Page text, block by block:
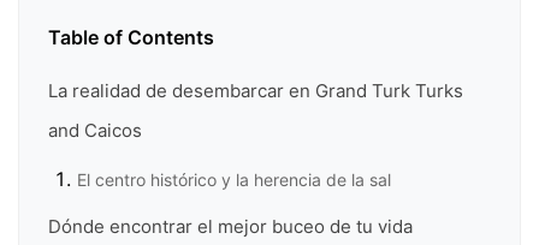
Table of Contents
La realidad de desembarcar en Grand Turk Turks
and Caicos
El centro histórico y la herencia de la sal
Dónde encontrar el mejor buceo de tu vida